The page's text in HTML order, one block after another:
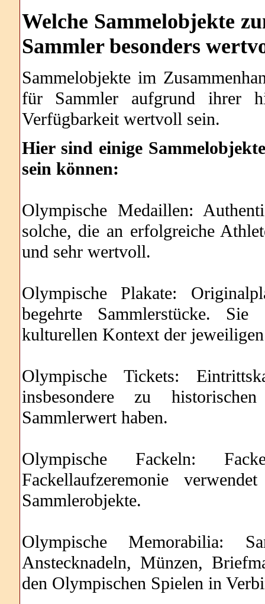
Welche Sammelobjekte
Sammler besonders
Sammelobjekte im
für Sammler aufgrund ihrer
Verfügbarkeit wertvoll sein.
Hier sind einige
sein können:
Olympische Medaillen:
solche, die an erfolgreiche
und sehr wertvoll.
Olympische Plakate:
begehrte Sammlerstücke.
kulturellen Kontext der
Olympische Tickets:
insbesondere zu
Sammlerwert haben.
Olympische Fackeln:
Fackellaufzeremonie
Sammlerobjekte.
Olympische Memorabilia:
Anstecknadeln, Münzen,
den Olympischen Spielen in